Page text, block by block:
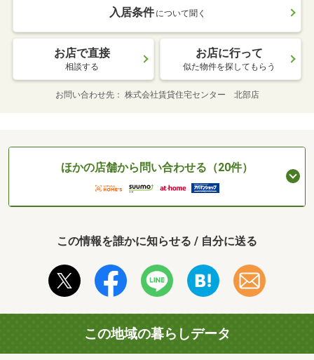
入居条件 について聞く
お店で直接
相談する
お店に行って
似た物件を探してもらう
お問い合わせ先 株式会社賃貸住宅センター 北部店
ほかの店舗から問い合わせる（20件）
この情報を誰かに知らせる / 自分に送る
この地域の暮らしデータ